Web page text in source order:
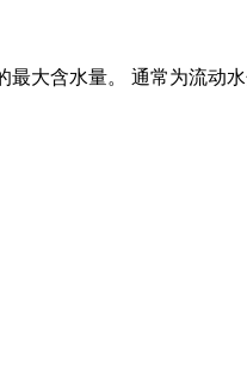
大含水量。 通常为流动水